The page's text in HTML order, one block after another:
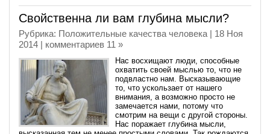
Свойственна ли вам глубина мысли?
Рубрика: Положительные качества человека | 18 Ноя
2014 | комментариев 11 »
Нас восхищают люди, способные
охватить своей мыслью то, что не
подвластно нам. Высказывающие
то, что ускользает от нашего
внимания, а возможно просто не
замечается нами, потому что
смотрим на вещи с другой стороны.
Нас поражает глубина мысли,